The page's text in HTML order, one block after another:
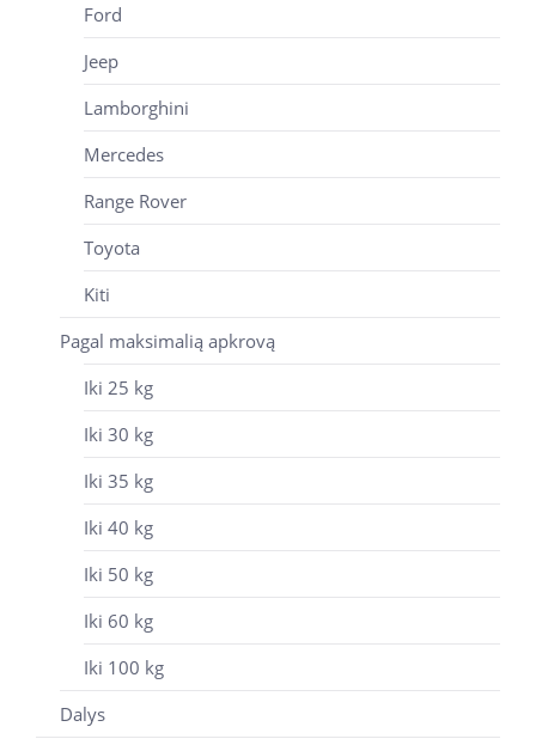
Ford
Jeep
Lamborghini
Mercedes
Range Rover
Toyota
Kiti
Pagal maksimalią apkrovą
Iki 25 kg
Iki 30 kg
Iki 35 kg
Iki 40 kg
Iki 50 kg
Iki 60 kg
Iki 100 kg
Dalys